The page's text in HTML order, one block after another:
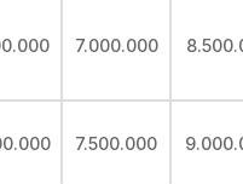
7.000.000
7.500.000